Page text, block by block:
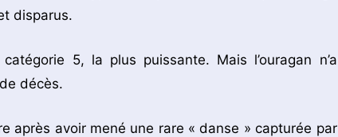
disparus.
5, la plus puissante. Mais l’ouragan n’a
décès.
après avoir mené une rare « danse » capturée par